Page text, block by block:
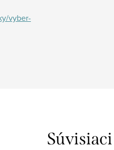
vyber-